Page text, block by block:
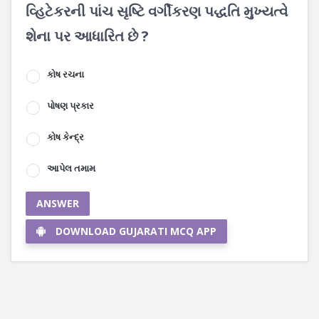
વ્હિટેકરની પાંચ સૃષ્ટિ વર્ગીકરણ પદ્ધતિ મુખ્યત્વે
શેના પર આધારિત છે ?
કોષ રચના
પોષણ પ્રકાર
કોષ કેન્દ્ર
આપેલ તમામ
ANSWER
DOWNLOAD GUJARATI MCQ APP